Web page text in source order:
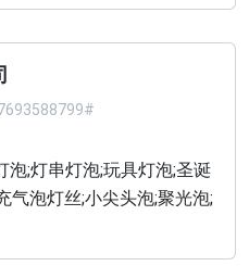
泡;灯串灯泡;玩具灯泡;圣诞
气泡灯丝;小尖头泡;聚光泡;